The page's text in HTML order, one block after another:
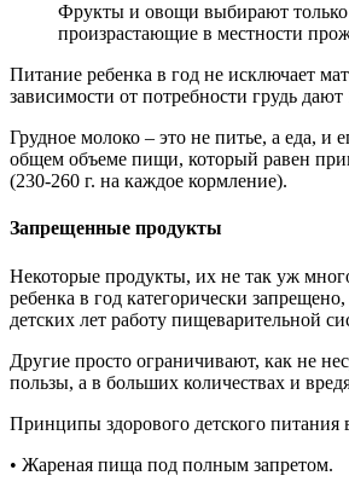
Фрукты и овощи выбирают только
произрастающие в местности
Питание ребенка в год не исключает
зависимости от потребности грудь дают
Грудное молоко – это не питье, а еда, и
общем объеме пищи, который равен
(230-260 г. на каждое кормление).
Запрещенные продукты
Некоторые продукты, их не так уж
ребенка в год категорически
детских лет работу пищеварительной
Другие просто ограничивают, как не
пользы, а в больших количествах и
Принципы здорового детского питания
• Жареная пища под полным запретом.